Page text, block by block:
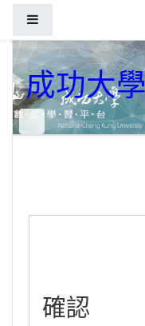
成功大
確認